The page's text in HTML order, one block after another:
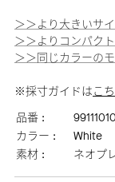
＞＞より大きいサ
＞＞よりコンパク
＞＞同じカラーの
※採寸ガイドはこ
品番 :
カラー :
White
素材 :
ネオプ